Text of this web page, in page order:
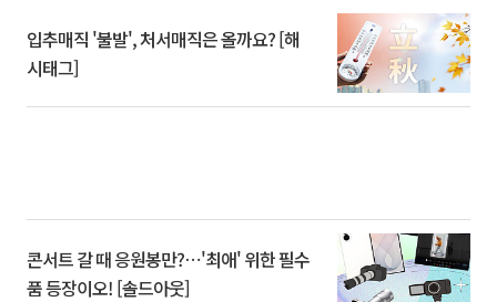
입추매직 '불발', 처서매직은 올까요? [해
시태그]
콘서트 갈 때 응원봉만?⋯'최애' 위한 필수
품 등장이오! [솔드아웃]